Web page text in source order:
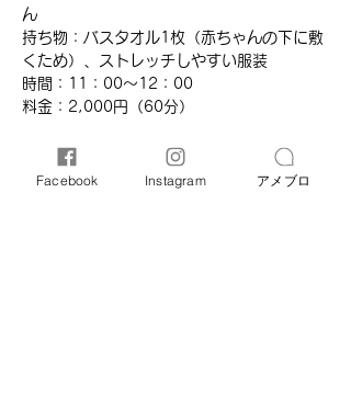
ん
持ち物：バスタオル1枚（赤ちゃんの下に敷
くため）、ストレッチしやすい服装
時間：11：00～12：00
​料金：2,000円（60分）​
Facebook Instagram アメブロ